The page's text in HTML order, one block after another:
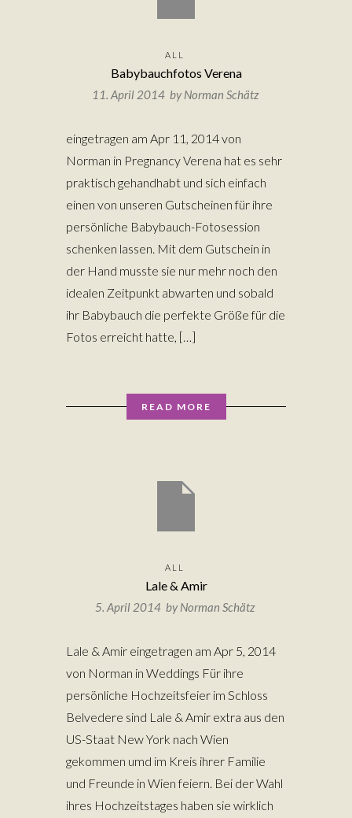
ALL
Babybauchfotos Verena
11. April 2014 byNorman Schätz
eingetragen am Apr 11, 2014 von
Norman in Pregnancy Verena hat es sehr
praktisch gehandhabt und sich einfach
einen von unseren Gutscheinen für ihre
persönliche Babybauch-Fotosession
schenken lassen. Mit dem Gutschein in
der Hand musste sie nur mehr noch den
idealen Zeitpunkt abwarten und sobald
ihr Babybauch die perfekte Größe für die
Fotos erreicht hatte, […]
READ MORE
ALL
Lale & Amir
5. April 2014 byNorman Schätz
Lale & Amir eingetragen am Apr 5, 2014
von Norman in Weddings Für ihre
persönliche Hochzeitsfeier im Schloss
Belvedere sind Lale & Amir extra aus den
US-Staat New York nach Wien
gekommen umd im Kreis ihrer Familie
und Freunde in Wien feiern. Bei der Wahl
ihres Hochzeitstages haben sie wirklich